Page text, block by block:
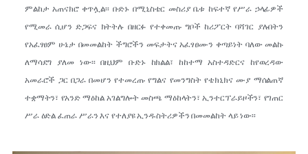
ምልከታ አጠናክሮ ቀጥሏል፡፡ ቡድኑ በሚኒስቴር መስሪያ ቤቱ ከፍተኛ የሥራ ኃላፊዎች
የሚመራ ሲሆን ድጋፍና ክትትሉ በዘርፉ የተቀመጡ ግቦች ከሪፖርት ባሻገር ያሉበትን
የአፈፃፀም ሁኔታ በመመልከት ችግሮችን መፍታትና አፈፃፀሙን ቀጣይነት ባለው መልኩ
ለማሳደግ ያለመ ነው፡፡ በዚህም ቡድኑ ከክልል፣ ከከተማ አስተዳድርና ከየወረዳው
አመራሮች ጋር በጋራ በመሆን የተመረጡ የግልና የመንግስት የቴክኒክና ሙያ ማሰልጠኛ
ተቋማትን፣ የአንድ ማዕከል አገልግሎት መስጫ ማዕከላትን፣ ኢንተርፕራይዞችን፣ የገጠር
ሥራ ዕድል ፈጠራ ሥራን እና የተለያዩ ኢንዱስትሪዎችን በመመልከት ላይ ነው፡፡